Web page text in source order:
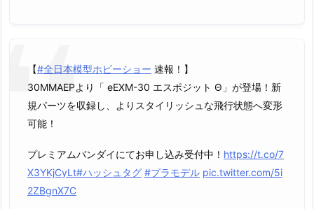
【#全日本模型ホビーショー 速報！】
30MMAEPより「 eEXM-30 エスポジット Θ」が登場！新
規パーツを収録し、よりスタイリッシュな飛行状態へ変形
可能！
プレミアムバンダイにてお申し込み受付中！ https://t.co/7
X3YKjCyLt#ハッシュタグ #プラモデル pic.twitter.com/5i
2ZBgnX7C